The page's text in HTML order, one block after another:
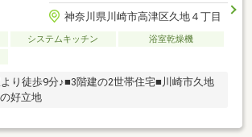
神奈川県川崎市高津区久地４丁目
システムキッチン
浴室乾燥機
り徒歩9分♪■3階建の2世帯住宅■川崎市久地
好立地